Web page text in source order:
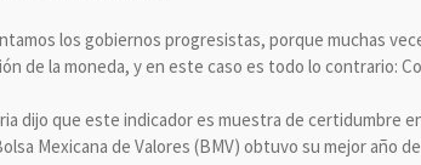
los gobiernos progresistas, porque muchas
de la moneda, y en este caso es todo lo contrario:
dijo que este indicador es muestra de certidumbre
Mexicana de Valores (BMV) obtuvo su mejor año